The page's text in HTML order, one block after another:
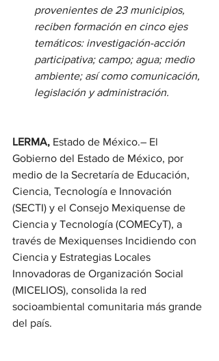
provenientes de 23 municipios,
reciben formación en cinco ejes
temáticos: investigación-acción
participativa; campo; agua; medio
ambiente; así como comunicación,
legislación y administración.
LERMA, Estado de México.– El
Gobierno del Estado de México, por
medio de la Secretaría de Educación,
Ciencia, Tecnología e Innovación
(SECTI) y el Consejo Mexiquense de
Ciencia y Tecnología (COMECyT), a
través de Mexiquenses Incidiendo con
Ciencia y Estrategias Locales
Innovadoras de Organización Social
(MICELIOS), consolida la red
socioambiental comunitaria más grande
del país.